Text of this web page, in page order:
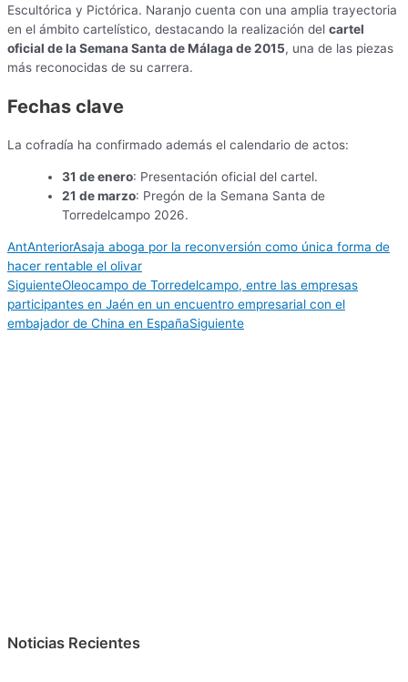
Escultórica y Pictórica. Naranjo cuenta con una amplia trayectoria
en el ámbito cartelístico, destacando la realización del cartel
oficial de la Semana Santa de Málaga de 2015, una de las piezas
más reconocidas de su carrera.
Fechas clave
La cofradía ha confirmado además el calendario de actos:
31 de enero: Presentación oficial del cartel.
21 de marzo: Pregón de la Semana Santa de
Torredelcampo 2026.
AntAnteriorAsaja aboga por la reconversión como única forma de
hacer rentable el olivar
SiguienteOleocampo de Torredelcampo, entre las empresas
participantes en Jaén en un encuentro empresarial con el
embajador de China en EspañaSiguiente
Noticias Recientes